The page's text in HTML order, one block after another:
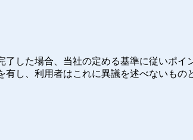
した場合、当社の定める基準に従いポイ
し、利用者はこれに異議を述べないもの